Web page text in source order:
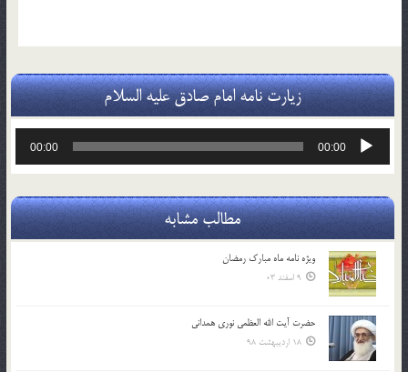
زیارت نامه امام صادق علیه السلام
پخش‌کننده
00:00
00:00
مطالب مشابه
ویژه نامه ماه مبارک رمضان
9 اسفند 03
حضرت آیت الله العظمی نوری همدانی
18 اردیبهشت 98